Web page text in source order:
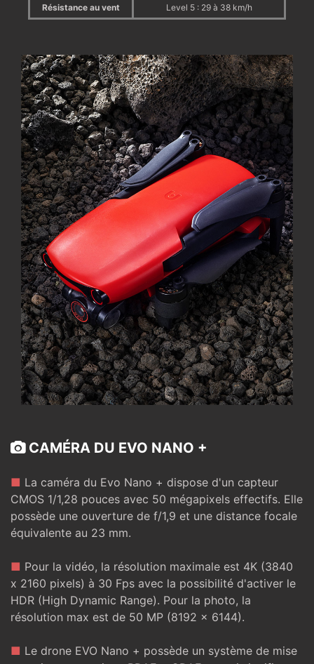
Résistance au vent Level 5 : 29 à 38 km/h
CAMÉRA DU EVO NANO +
■ La caméra du Evo Nano + dispose d'un capteur
CMOS 1/1,28 pouces avec 50 mégapixels effectifs. Elle
possède une ouverture de f/1,9 et une distance focale
équivalente au 23 mm.
■ Pour la vidéo, la résolution maximale est 4K (3840
x 2160 pixels) à 30 Fps avec la possibilité d'activer le
HDR (High Dynamic Range). Pour la photo, la
résolution max est de 50 MP (8192 x 6144).
■ Le drone EVO Nano + possède un système de mise